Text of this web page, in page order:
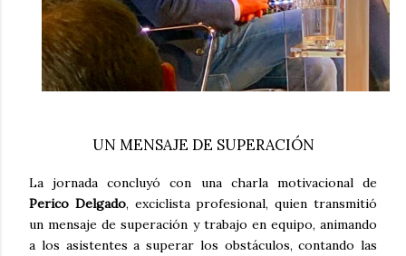
UN MENSAJE DE SUPERACIÓN
La jornada concluyó con una charla motivacional de
Perico Delgado, exciclista profesional, quien transmitió
un mensaje de superación y trabajo en equipo, animando
a los asistentes a superar los obstáculos, contando las